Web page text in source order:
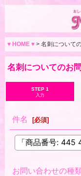
♥ HOME ♥ > 名刺について
名刺についてのお
STEP 1
入力
件名 [必須]
お問い合わせの種